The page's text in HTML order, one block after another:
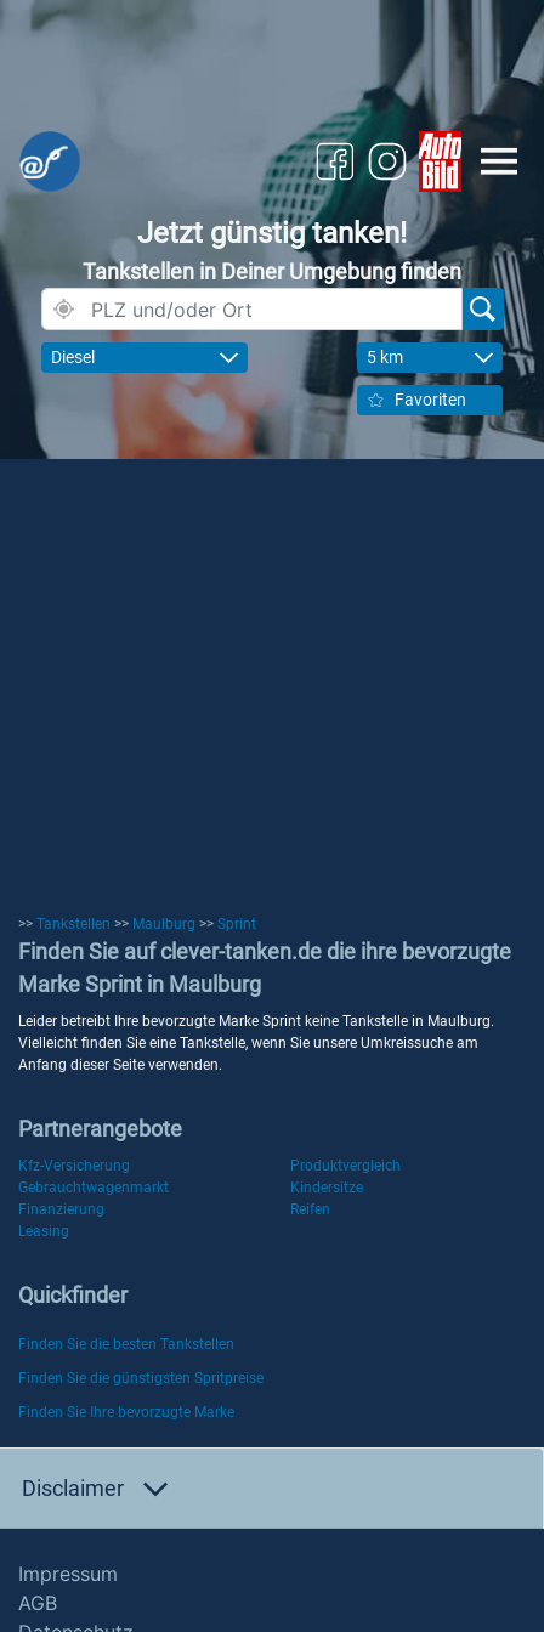
Jetzt günstig tanken!
Tankstellen in Deiner Umgebung finden
Diesel 5 km
Favoriten
>> Tankstellen >> Maulburg >> Sprint
Finden Sie auf clever-tanken.de die ihre bevorzugte
Marke Sprint in Maulburg
Leider betreibt Ihre bevorzugte Marke Sprint keine Tankstelle in Maulburg.
Vielleicht finden Sie eine Tankstelle, wenn Sie unsere Umkreissuche am
Anfang dieser Seite verwenden.
Partnerangebote
Kfz-Versicherung
Produktvergleich
Gebrauchtwagenmarkt
Kindersitze
Finanzierung
Reifen
Leasing
Quickfinder
Finden Sie die besten Tankstellen
Finden Sie die günstigsten Spritpreise
Finden Sie Ihre bevorzugte Marke
Disclaimer
Impressum
AGB